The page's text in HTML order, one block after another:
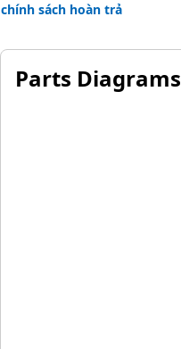
chính sách hoàn trả
Parts Diagrams